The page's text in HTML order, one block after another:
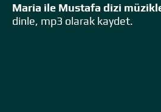
Maria ile Mustafa dizi
dinle, mp3 olarak kaydet.